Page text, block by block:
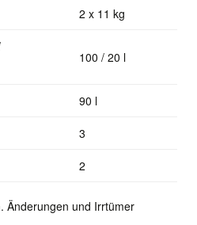
2 x 11 kg
100 / 20 l
90 l
3
2
Änderungen und Irrtümer